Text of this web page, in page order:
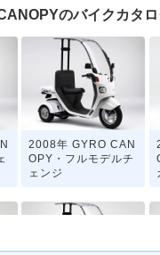
のバイクカタ
2008年 GYRO CAN
OPY・フルモデルチ
ェンジ